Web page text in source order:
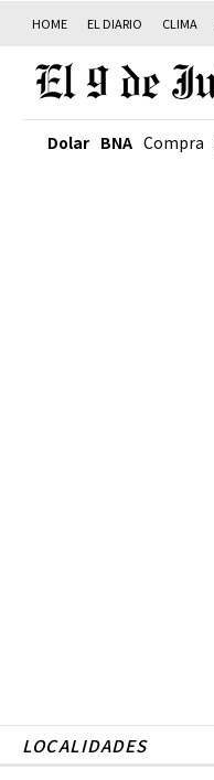
HOME EL DIARIO CLIMA
Dolar BNA Compra
LOCALIDADES